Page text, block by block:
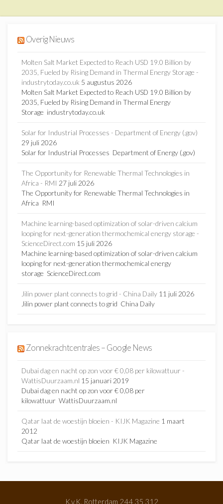
Overig Nieuws
Molten Salt Market Expected to Reach USD 19.0 Billion by
2035, Fueled by Rising Demand in Thermal Energy Storage -
industrytoday.co.uk 5 augustus 2026
Molten Salt Market Expected to Reach USD 19.0 Billion by
2035, Fueled by Rising Demand in Thermal Energy
Storage industrytoday.co.uk
Solar for Industrial Processes - Department of Energy (.gov)
29 juli 2026
Solar for Industrial Processes Department of Energy (.gov)
The Opportunity for Renewable Thermal Technologies in
Africa - RMI 27 juli 2026
The Opportunity for Renewable Thermal Technologies in
Africa RMI
Machine learning-based optimization of solar-driven calcium
looping for next-generation thermochemical energy storage -
ScienceDirect.com 15 juli 2026
Machine learning-based optimization of solar-driven calcium
looping for next-generation thermochemical energy
storage ScienceDirect.com
Jilin power plant connects to grid - China Daily 11 juli 2026
Jilin power plant connects to grid China Daily
Zonnekrachtcentrales – Google News
Dubai dag en nacht op zon voor € 0,08 per kilowattuur -
WattisDuurzaam.nl 15 januari 2019
Dubai dag en nacht op zon voor € 0,08 per
kilowattuur WattisDuurzaam.nl
Qatar laat de woestijn bloeien - KIJK Magazine 1 maart
2012
Qatar laat de woestijn bloeien KIJK Magazine
K.v.K. Rotterdam 244 35 312